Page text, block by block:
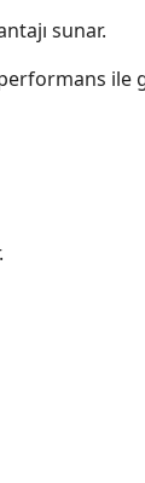
sunar.
ile